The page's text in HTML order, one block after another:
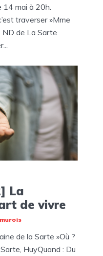
14 mai à 20h.
traverser »Mme
ND de La Sarte
La
de vivre
de la Sarte »Où ?
HuyQuand : Du